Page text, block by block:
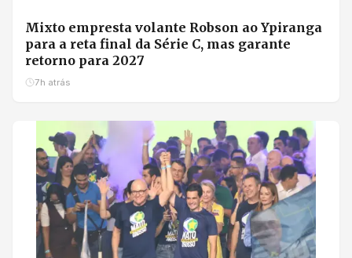
Mixto empresta volante Robson ao Ypiranga
para a reta final da Série C, mas garante
retorno para 2027
7h atrás